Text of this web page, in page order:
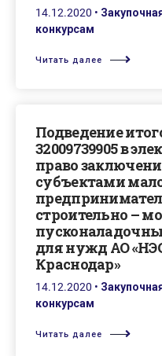
14.12.2020 •
конкурсам
Читать далее
Подведение
32009739905 в
право
субъектами
строительно –
для нужд АО
Краснодар»
14.12.2020 •
конкурсам
Читать далее